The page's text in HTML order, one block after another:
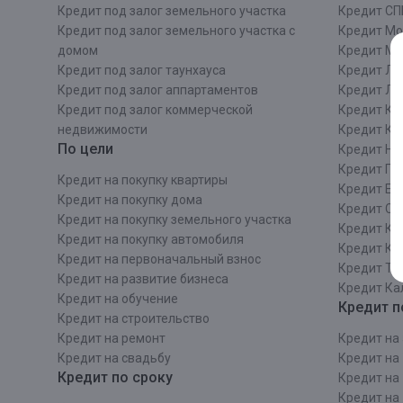
Кредит под залог земельного участка
Кредит под залог земельного участка с
домом
Кредит под залог таунхауса
Кредит под залог аппартаментов
Кредит под залог коммерческой
недвижимости
По цели
Кредит на покупку квартиры
Кредит на покупку дома
Кредит на покупку земельного участка
Кредит на покупку автомобиля
Кредит на первоначальный взнос
Кредит на развитие бизнеса
Кредит на обучение
Кредит на строительcтво
Кредит на ремонт
Кредит на свадьбу
Кредит по сроку
Кредит
Кредит
Кредит МО
Кредит
Кредит ЛО
Кредит
Кредит
Кредит
Кредит
Кредит
Кредит
Кредит
Кредит
Кредит
Кредит
Кредит
Кредит на
Кредит на
Кредит на
Кредит на